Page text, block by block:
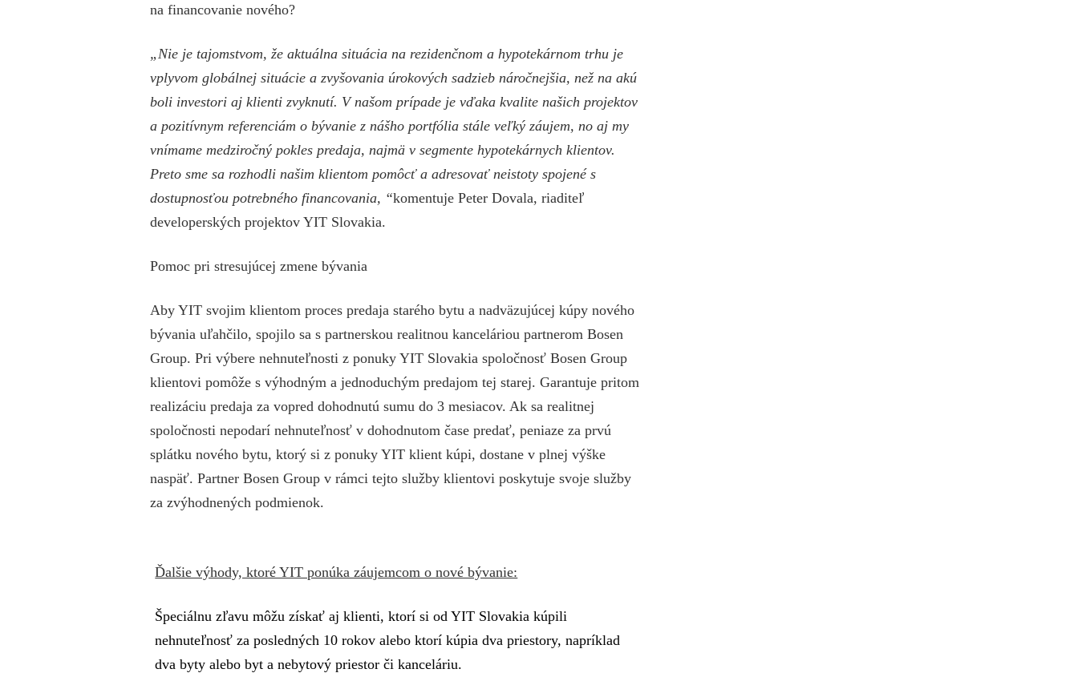
na financovanie nového?
„Nie je tajomstvom, že aktuálna situácia na rezidenčnom a hypotekárnom trhu je
vplyvom globálnej situácie a zvyšovania úrokových sadzieb náročnejšia, než na akú
boli investori aj klienti zvyknutí. V našom prípade je vďaka kvalite našich projektov
a pozitívnym referenciám o bývanie z nášho portfólia stále veľký záujem, no aj my
vnímame medziročný pokles predaja, najmä v segmente hypotekárnych klientov.
Preto sme sa rozhodli našim klientom pomôcť a adresovať neistoty spojené s
dostupnosťou potrebného financovania, “komentuje Peter Dovala, riaditeľ
developerských projektov YIT Slovakia.
Pomoc pri stresujúcej zmene bývania
Aby YIT svojim klientom proces predaja starého bytu a nadväzujúcej kúpy nového
bývania uľahčilo, spojilo sa s partnerskou realitnou kanceláriou partnerom Bosen
Group. Pri výbere nehnuteľnosti z ponuky YIT Slovakia spoločnosť Bosen Group
klientovi pomôže s výhodným a jednoduchým predajom tej starej. Garantuje pritom
realizáciu predaja za vopred dohodnutú sumu do 3 mesiacov. Ak sa realitnej
spoločnosti nepodarí nehnuteľnosť v dohodnutom čase predať, peniaze za prvú
splátku nového bytu, ktorý si z ponuky YIT klient kúpi, dostane v plnej výške
naspäť. Partner Bosen Group v rámci tejto služby klientovi poskytuje svoje služby
za zvýhodnených podmienok.
Ďalšie výhody, ktoré YIT ponúka záujemcom o nové bývanie:
Špeciálnu zľavu môžu získať aj klienti, ktorí si od YIT Slovakia kúpili
nehnuteľnosť za posledných 10 rokov alebo ktorí kúpia dva priestory, napríklad
dva byty alebo byt a nebytový priestor či kanceláriu.